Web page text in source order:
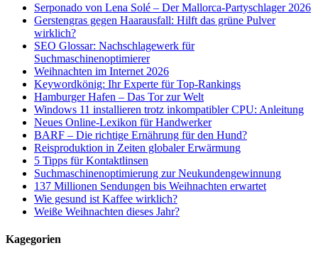
Serponado von Lena Solé – Der Mallorca-Partyschlager 2026
Gerstengras gegen Haarausfall: Hilft das grüne Pulver
wirklich?
SEO Glossar: Nachschlagewerk für
Suchmaschinenoptimierer
Weihnachten im Internet 2026
Keywordkönig: Ihr Experte für Top-Rankings
Hamburger Hafen – Das Tor zur Welt
Windows 11 installieren trotz inkompatibler CPU: Anleitung
Neues Online-Lexikon für Handwerker
BARF – Die richtige Ernährung für den Hund?
Reisproduktion in Zeiten globaler Erwärmung
5 Tipps für Kontaktlinsen
Suchmaschinenoptimierung zur Neukundengewinnung
137 Millionen Sendungen bis Weihnachten erwartet
Wie gesund ist Kaffee wirklich?
Weiße Weihnachten dieses Jahr?
Kagegorien